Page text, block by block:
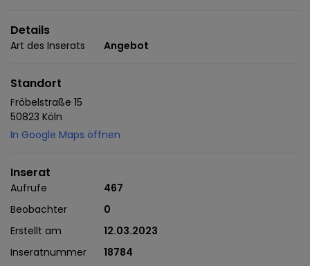
Details
Art des Inserats Angebot
Standort
Fröbelstraße 15
50823 Köln
In Google Maps öffnen
Inserat
Aufrufe
467
Beobachter
0
Erstellt am
12.03.2023
Inseratnummer
18784